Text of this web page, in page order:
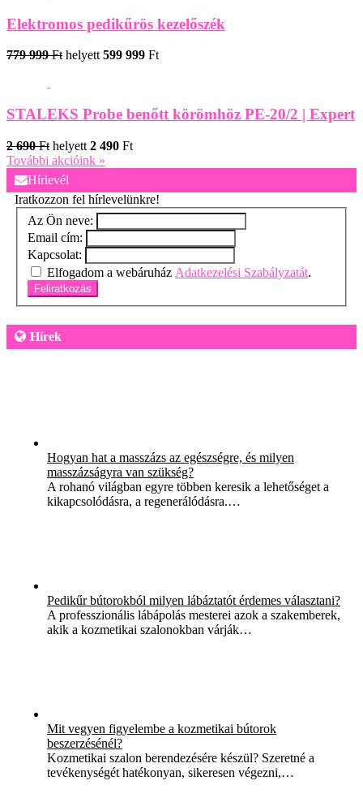
Elektromos pedikűrös kezelőszék
779 999 Ft helyett 599 999 Ft
STALEKS Probe benőtt körömhöz PE-20/2 | Expert
2 690 Ft helyett 2 490 Ft
További akcióink »
Hírlevél
Iratkozzon fel hírlevelünkre!
Az Ön neve:
Email cím:
Kapcsolat:
Elfogadom a webáruház Adatkezelési Szabályzatát.
Feliratkozás
Hírek
Hogyan hat a masszázs az egészségre, és milyen
masszázságyra van szükség?
A rohanó világban egyre többen keresik a lehetőséget a
kikapcsolódásra, a regenerálódásra.…
Pedikűr bútorokból milyen lábáztatót érdemes választani?
A professzionális lábápolás mesterei azok a szakemberek,
akik a kozmetikai szalonokban várják…
Mit vegyen figyelembe a kozmetikai bútorok
beszerzésénél?
Kozmetikai szalon berendezésére készül? Szeretné a
tevékenységét hatékonyan, sikeresen végezni,…